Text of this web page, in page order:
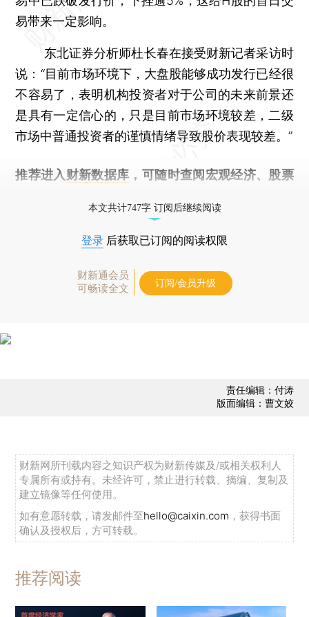
易带来一定影响。
东北证券分析师杜长春在接受财新记者采访时
说：“目前市场环境下，大盘股能够成功发行已经很
不容易了，表明机构投资者对于公司的未来前景还
是具有一定信心的，只是目前市场环境较差，二级
市场中普通投资者的谨慎情绪导致股价表现较差。”
推荐进入 财新数据库 ，可随时查阅宏观经济、股票
本文共计747字 订阅后继续阅读
登录 后获取已订阅的阅读权限
财新通会员
可畅读全文
订阅/会员升级
责任编辑：付涛
版面编辑：曹文姣
财新网所刊载内容之知识产权为财新传媒及/或相关权利人
专属所有或持有。未经许可，禁止进行转载、摘编、复制及
建立镜像等任何使用。
如有意愿转载，请发邮件至hello@caixin.com ，获得书面
确认及授权后，方可转载。
推荐阅读